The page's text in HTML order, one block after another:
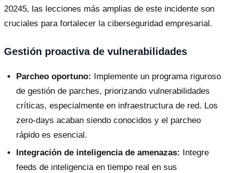
20245, las lecciones más amplias de este incidente son
cruciales para fortalecer la ciberseguridad empresarial.
Gestión proactiva de vulnerabilidades
Parcheo oportuno:
Implemente un programa riguroso
de gestión de parches, priorizando vulnerabilidades
críticas, especialmente en infraestructura de red. Los
zero-days acaban siendo conocidos y el parcheo
rápido es esencial.
Integración de inteligencia de amenazas: Integre
feeds de inteligencia en tiempo real en sus